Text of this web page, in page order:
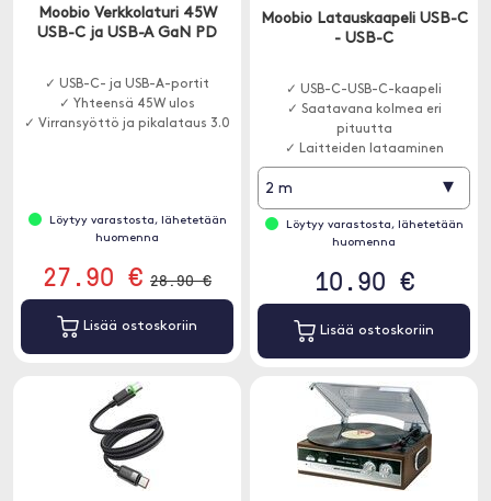
Moobio Verkkolaturi 45W
USB-C ja USB-A GaN PD
✓ USB-C- ja USB-A-portit
✓ Yhteensä 45W ulos
✓ Virransyöttö ja pikalataus 3.0
Löytyy varastosta, lähetetään
huomenna
27.90 € 28.90 €
Lisää ostoskoriin
Moobio Latauskaapeli USB-C
- USB-C
✓ USB-C-USB-C-kaapeli
✓ Saatavana kolmea eri
pituutta
✓ Laitteiden lataaminen
2 m ▾
Löytyy varastosta, lähetetään
huomenna
10.90 €
Lisää ostoskoriin